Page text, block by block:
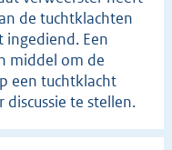
de tuchtklachten
ingediend. Een
middel om de
een tuchtklacht
te stellen.